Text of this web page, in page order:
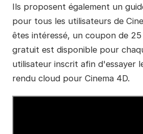
Ils proposent également un
pour tous les utilisateurs de
êtes intéressé, un coupon de
gratuit est disponible pour
utilisateur inscrit afin d'essayer
rendu cloud pour Cinema 4D.